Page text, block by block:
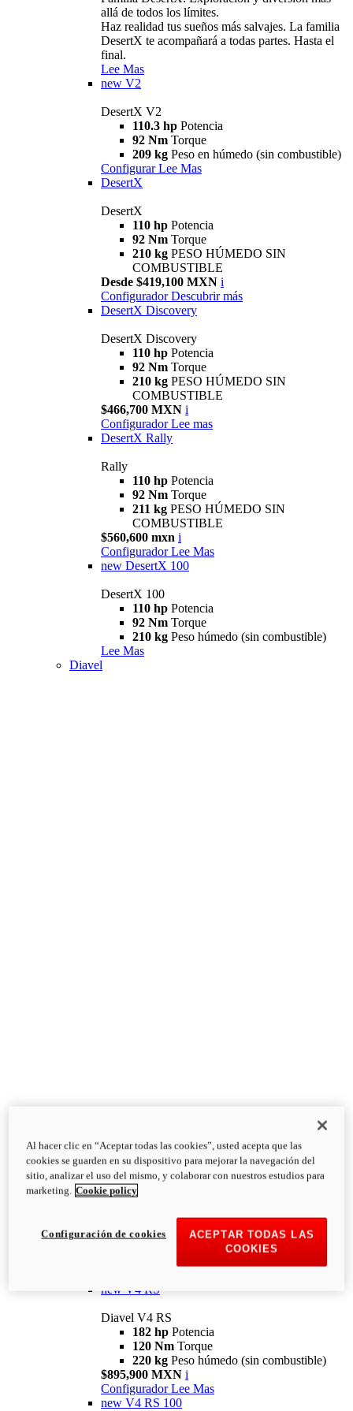
allá de todos los límites.
Haz realidad tus sueños más salvajes. La familia
DesertX te acompañará a todas partes. Hasta el
final.
Lee Mas
new V2
DesertX V2
110.3 hp Potencia
92 Nm Torque
209 kg Peso en húmedo (sin combustible)
Configurar Lee Mas
DesertX
DesertX
110 hp Potencia
92 Nm Torque
210 kg PESO HÚMEDO SIN
COMBUSTIBLE
Desde $419,100 MXN i
Configurador Descubrir más
DesertX Discovery
DesertX Discovery
110 hp Potencia
92 Nm Torque
210 kg PESO HÚMEDO SIN
COMBUSTIBLE
$466,700 MXN i
Configurador Lee mas
DesertX Rally
Rally
110 hp Potencia
92 Nm Torque
211 kg PESO HÚMEDO SIN
COMBUSTIBLE
$560,600 mxn i
Configurador Lee Mas
new DesertX 100
DesertX 100
110 hp Potencia
92 Nm Torque
210 kg Peso húmedo (sin combustible)
Lee Mas
Diavel
Diavel
V4
Diavel V4
126 NmTorque
223 kg
PESO HÚMEDO SIN
new V4 RS
Diavel V4 RS
182 hp Potencia
120 Nm Torque
220 kg Peso húmedo (sin combustible)
$895,900 MXN i
Configurador Lee Mas
new V4 RS 100
Al hacer clic en “Aceptar todas las cookies”, usted acepta que las
cookies se guarden en su dispositivo para mejorar la navegación del
sitio, analizar el uso del mismo, y colaborar con nuestros estudios para
marketing. Cookie policy
ACEPTAR TODAS LAS
COOKIES
Configuración de cookies